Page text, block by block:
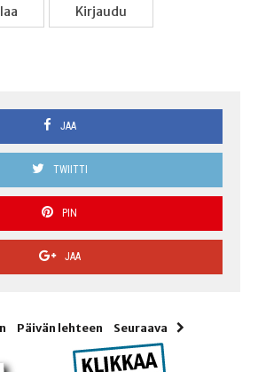
Kir­jau­du
JAA
TWIITTI
PIN
JAA
Päivän lehteen Seuraava